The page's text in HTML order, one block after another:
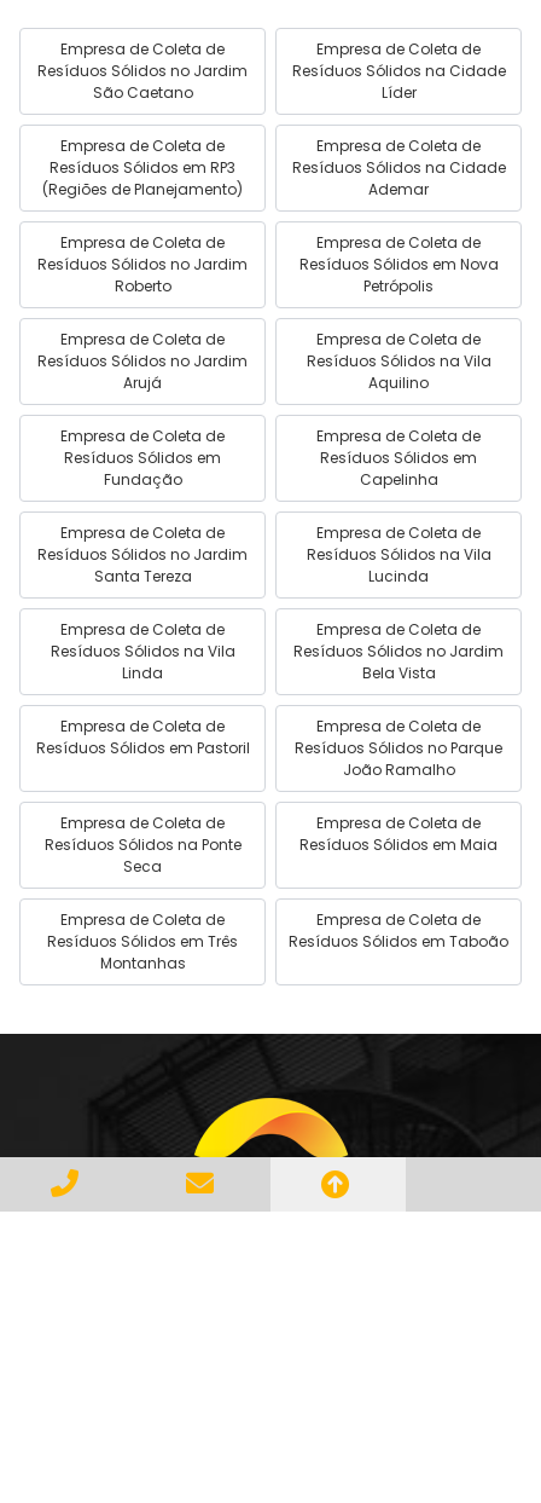
Empresa de Coleta de
Resíduos Sólidos no Jardim
São Caetano
Empresa de Coleta de
Resíduos Sólidos na Cidade
Líder
Empresa de Coleta de
Resíduos Sólidos em RP3
(Regiões de Planejamento)
Empresa de Coleta de
Resíduos Sólidos na Cidade
Ademar
Empresa de Coleta de
Resíduos Sólidos no Jardim
Roberto
Empresa de Coleta de
Resíduos Sólidos em Nova
Petrópolis
Empresa de Coleta de
Resíduos Sólidos no Jardim
Arujá
Empresa de Coleta de
Resíduos Sólidos na Vila
Aquilino
Empresa de Coleta de
Resíduos Sólidos em
Fundação
Empresa de Coleta de
Resíduos Sólidos em
Capelinha
Empresa de Coleta de
Resíduos Sólidos no Jardim
Santa Tereza
Empresa de Coleta de
Resíduos Sólidos na Vila
Lucinda
Empresa de Coleta de
Resíduos Sólidos na Vila
Linda
Empresa de Coleta de
Resíduos Sólidos no Jardim
Bela Vista
Empresa de Coleta de
Resíduos Sólidos em Pastoril
Empresa de Coleta de
Resíduos Sólidos no Parque
João Ramalho
Empresa de Coleta de
Resíduos Sólidos na Ponte
Seca
Empresa de Coleta de
Resíduos Sólidos em Maia
Empresa de Coleta de
Resíduos Sólidos em Três
Montanhas
Empresa de Coleta de
Resíduos Sólidos em Taboão